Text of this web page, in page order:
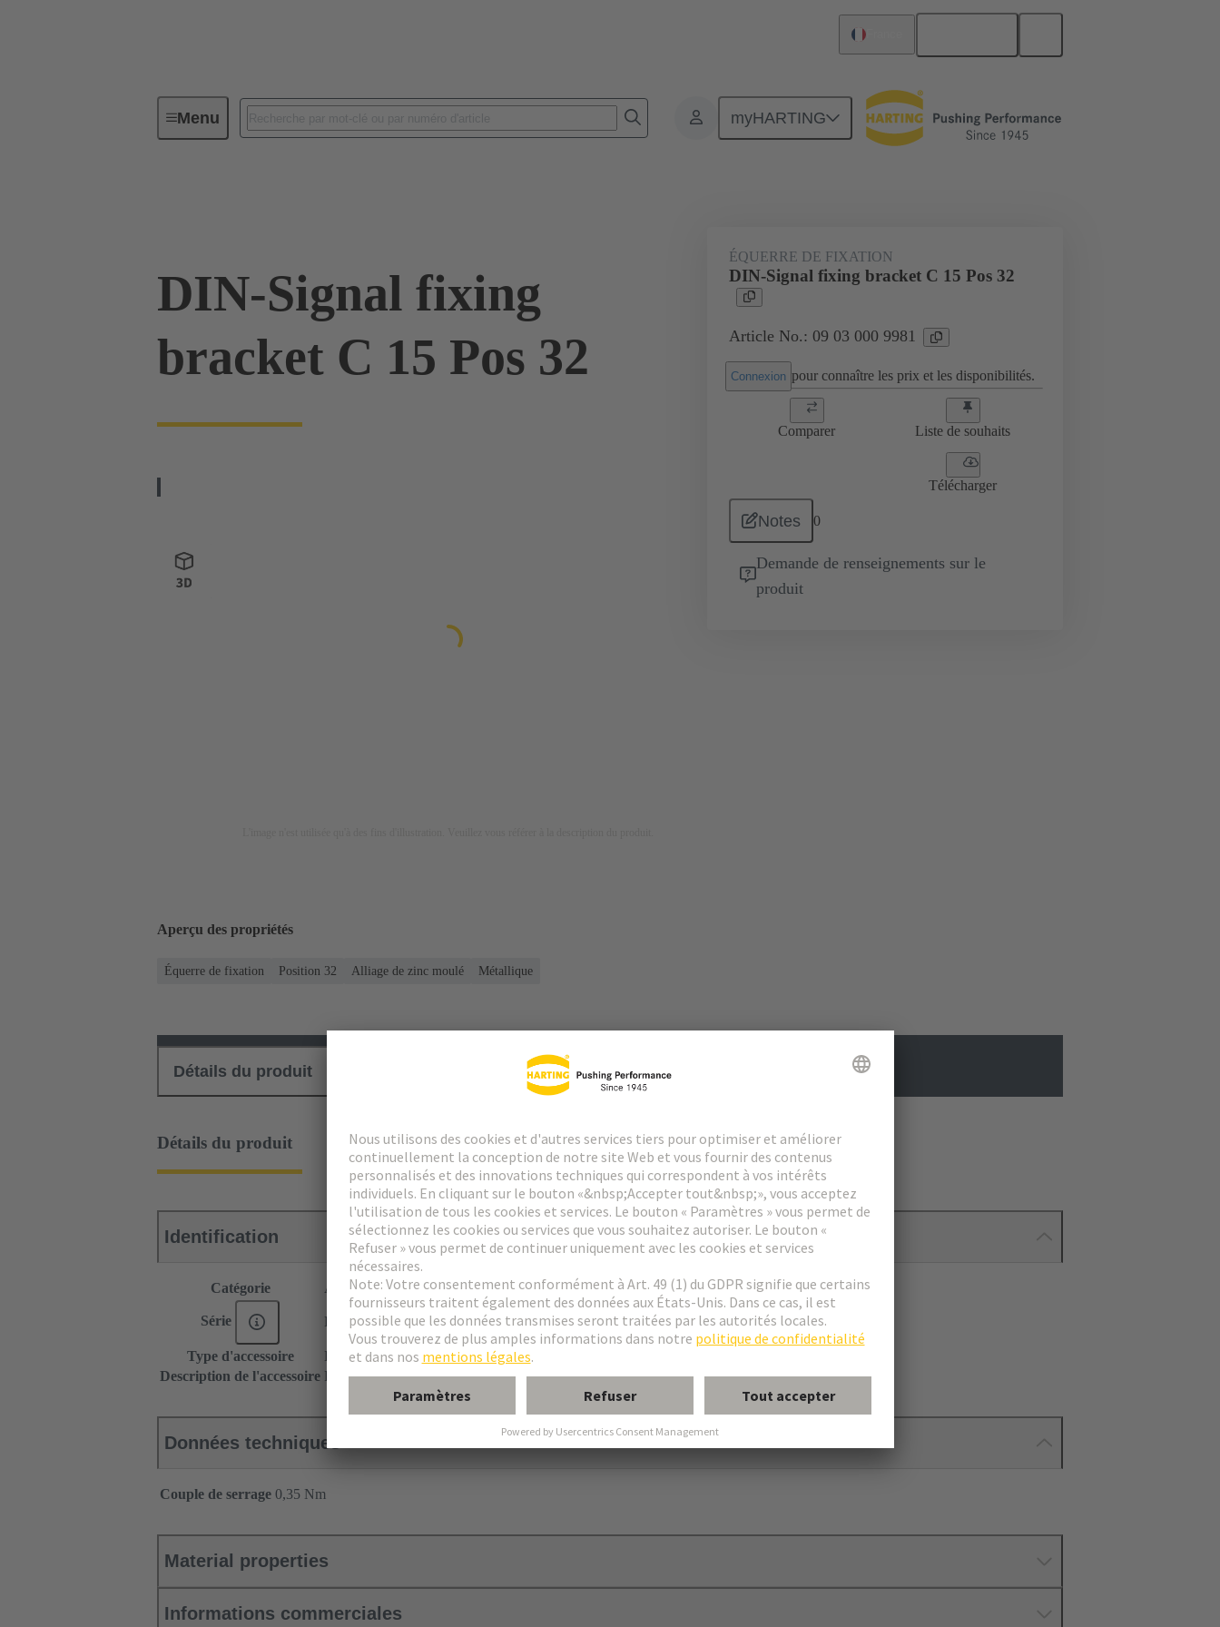
Menu myHARTING
Connectivité d'Equipements Connecteurs carte à carte Produits Raccordement carte mère à carte fille
DIN-Signal fixing
bracket C 15 Pos 32
ÉQUERRE DE FIXATION
DIN-Signal fixing bracket C 15 Pos 32
Article No.: 09 03 000 9981
Connexion pour connaître les prix et les disponibilités.
Comparer Liste de souhaits
Télécharger
Notes 0
Demande de renseignements sur le
produit
Aperçu des propriétés
Équerre de fixation Position 32 Alliage de zinc moulé Métallique
Détails du produit Produits assortis
Détails du produit
Identification
Catégorie Accessoires
Série DIN 41612
Type d'accessoire
Équerre de fixation
Description de l'accessoire Position 32
Données techniques
Couple de serrage ‌0,35 Nm
Material properties
Informations commerciales